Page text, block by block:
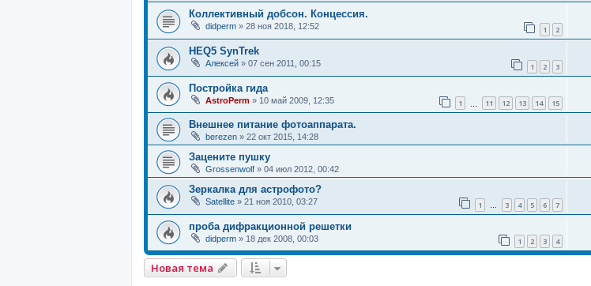
Коллективный добсон. Концессия.
didperm » 28 ноя 2018, 12:52 1 2
HEQ5 SynTrek
Алексей » 07 сен 2011, 00:15 1 2 3
Постройка гида
AstroPerm » 10 май 2009, 12:35 1 11 12 13 14 15
Внешнее питание фотоаппарата.
berezen » 22 окт 2015, 14:28
Зацените пушку
Grossenwolf » 04 июл 2012, 00:42
Зеркалка для астрофото?
Satellite » 21 ноя 2010, 03:27 1 … 3 4 5 6 7
проба дифракционной решетки
didperm » 18 дек 2008, 00:03 1 2 3 4
Новая тема